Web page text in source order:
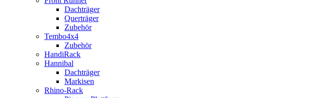
Dachträger
Querträger
Zubehör
Tembo4x4
Zubehör
HandiRack
Hannibal
Dachträger
Markisen
Rhino-Rack